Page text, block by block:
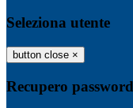
Seleziona utente
button close ×
Recupero password